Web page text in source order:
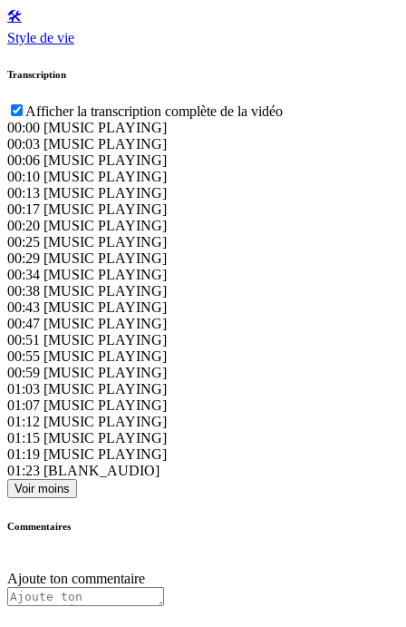
🛠️
Style de vie
Transcription
Afficher la transcription complète de la vidéo
00:00 [MUSIC PLAYING]
00:03 [MUSIC PLAYING]
00:06 [MUSIC PLAYING]
00:10 [MUSIC PLAYING]
00:13 [MUSIC PLAYING]
00:17 [MUSIC PLAYING]
00:20 [MUSIC PLAYING]
00:25 [MUSIC PLAYING]
00:29 [MUSIC PLAYING]
00:34 [MUSIC PLAYING]
00:38 [MUSIC PLAYING]
00:43 [MUSIC PLAYING]
00:47 [MUSIC PLAYING]
00:51 [MUSIC PLAYING]
00:55 [MUSIC PLAYING]
00:59 [MUSIC PLAYING]
01:03 [MUSIC PLAYING]
01:07 [MUSIC PLAYING]
01:12 [MUSIC PLAYING]
01:15 [MUSIC PLAYING]
01:19 [MUSIC PLAYING]
01:23 [BLANK_AUDIO]
Voir moins
Commentaires
Ajoute ton commentaire